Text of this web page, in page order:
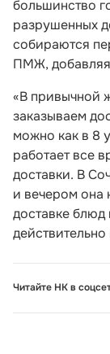
большинство
разрушенных
собираются
ПМЖ, добавляя,
«В привычной
заказываем
можно как в 8
работает все
доставки. В
и вечером она
доставке блюд
Читайте НК в